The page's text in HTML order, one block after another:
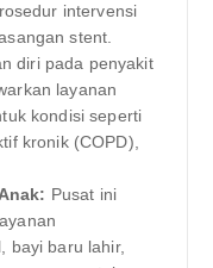
intervensi
stent.
diri pada penyakit
layanan
kondisi seperti
kronik (COPD),
Pusat ini
bayi baru lahir,